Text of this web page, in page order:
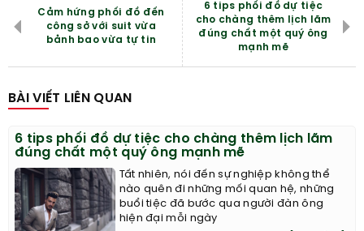
Cảm hứng phối đồ đến
công sở với suit vừa
bảnh bao vừa tự tin
6 tips phối đồ dự tiệc
cho chàng thêm lịch lãm
đúng chất một quý ông
mạnh mẽ
BÀI VIẾT LIÊN QUAN
6 tips phối đồ dự tiệc cho chàng thêm lịch lãm
đúng chất một quý ông mạnh mẽ
Tất nhiên, nói đến sự nghiệp không thể
nào quên đi những mối quan hệ, những
buổi tiệc đã bước qua người đàn ông
hiện đại mỗi ngày